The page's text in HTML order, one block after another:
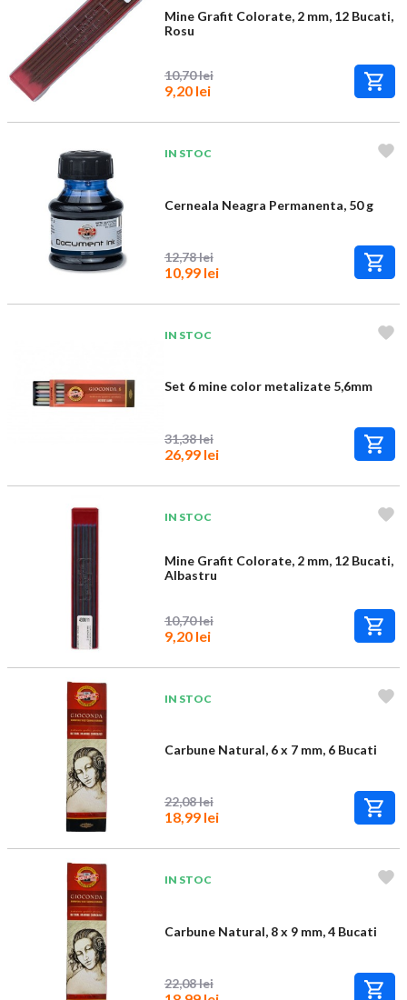
Mine Grafit Colorate, 2 mm, 12 Bucati,
Rosu
10,70 lei
9,20 lei
IN STOC
Cerneala Neagra Permanenta, 50 g
12,78 lei
10,99 lei
IN STOC
Set 6 mine color metalizate 5,6mm
31,38 lei
26,99 lei
IN STOC
Mine Grafit Colorate, 2 mm, 12 Bucati,
Albastru
10,70 lei
9,20 lei
IN STOC
Carbune Natural, 6 x 7 mm, 6 Bucati
22,08 lei
18,99 lei
IN STOC
Carbune Natural, 8 x 9 mm, 4 Bucati
22,08 lei